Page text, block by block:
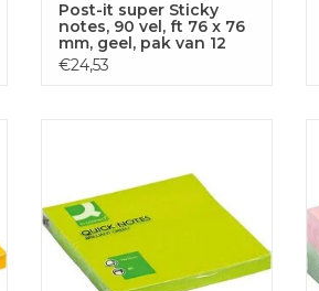
Post-it super Sticky
notes, 90 vel, ft 76 x 76
mm, geel, pak van 12
blokken + 12 gratis
€24,53
TOEVOEGEN AAN
WINKELWAGEN